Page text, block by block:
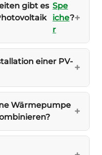
gibt es Spe
iche
r
?
einer PV-
Wärmepumpe